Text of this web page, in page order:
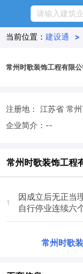
当前位置： 建设通 >
常州时歌装饰工程有限公
注册地： 江苏省 常
企业简介：--
常州时歌装饰工程
1
因成立后无正当
自行停业连续六
常州时歌